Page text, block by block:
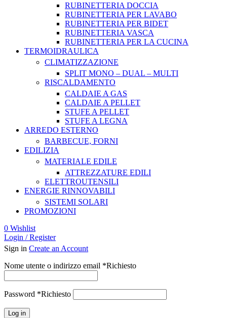
RUBINETTERIA DOCCIA
RUBINETTERIA PER LAVABO
RUBINETTERIA PER BIDET
RUBINETTERIA VASCA
RUBINETTERIA PER LA CUCINA
TERMOIDRAULICA
CLIMATIZZAZIONE
SPLIT MONO – DUAL – MULTI
RISCALDAMENTO
CALDAIE A GAS
CALDAIE A PELLET
STUFE A PELLET
STUFE A LEGNA
ARREDO ESTERNO
BARBECUE, FORNI
EDILIZIA
MATERIALE EDILE
ATTREZZATURE EDILI
ELETTROUTENSILI
ENERGIE RINNOVABILI
SISTEMI SOLARI
PROMOZIONI
0 Wishlist
Login / Register
Sign in Create an Account
Nome utente o indirizzo email *Richiesto
Password *Richiesto
Log in